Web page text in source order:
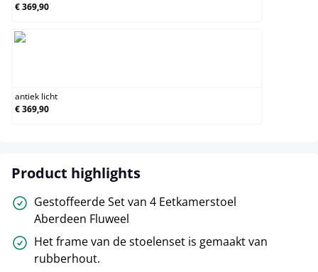
€ 369,90
antiek licht
€ 369,90
Product highlights
Gestoffeerde Set van 4 Eetkamerstoel
Aberdeen Fluweel
Het frame van de stoelenset is gemaakt van
rubberhout.